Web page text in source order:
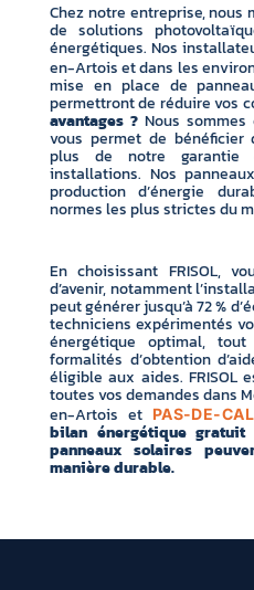
Chez notre entreprise,
de solutions
énergétiques. Nos
en-Artois et dans les
mise en place de
permettront de réduire vos
avantages ? Nous sommes
vous permet de bénéficier
plus de notre garantie
installations. Nos
production d’énergie
normes les plus strictes du
En choisissant FRISOL,
d’avenir, notamment
peut générer jusqu’à 72 %
techniciens expérimentés
énergétique optimal,
formalités d’obtention
éligible aux aides. FRISOL
toutes vos demandes dans
en-Artois et PAS-DE-
bilan énergétique gratuit
panneaux solaires
manière durable.